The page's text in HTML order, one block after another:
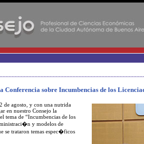
Conferencia sobre Incumbencias de los
de agosto, y con una nutrida
en nuestro Consejo la
tema de “Incumbencias de los
y modelos de
se trataron temas espec�ficos